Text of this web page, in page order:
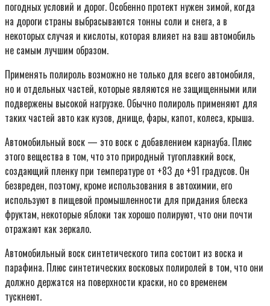
погодных условий и дорог. Особенно протект нужен зимой, когда
на дороги страны выбрасываются тонны соли и снега, а в
некоторых случая и кислоты, которая влияет на ваш автомобиль
не самым лучшим образом.
Применять полироль возможно не только для всего автомобиля,
но и отдельных частей, которые являются не защищенными или
подвержены высокой нагрузке. Обычно полироль применяют для
таких частей авто как кузов, днище, фары, капот, колеса, крыша.
Автомобильный воск — это воск с добавлением карнауба. Плюс
этого вещества в том, что это природный тугоплавкий воск,
создающий пленку при температуре от +83 до +91 градусов. Он
безвреден, поэтому, кроме использования в автохимии, его
используют в пищевой промышленности для придания блеска
фруктам, некоторые яблоки так хорошо полируют, что они почти
отражают как зеркало.
Автомобильный воск синтетического типа состоит из воска и
парафина. Плюс синтетических восковых полиролей в том, что они
должно держатся на поверхности краски, но со временем
тускнеют.